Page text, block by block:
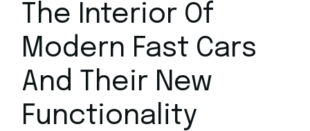
The Interior Of
Modern Fast Cars
And Their New
Functionality